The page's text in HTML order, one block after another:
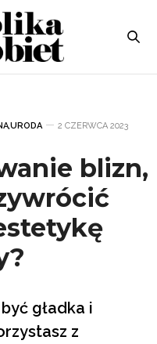
,URODA 2 CZERWCA 2023
blizn,
gładka i
z